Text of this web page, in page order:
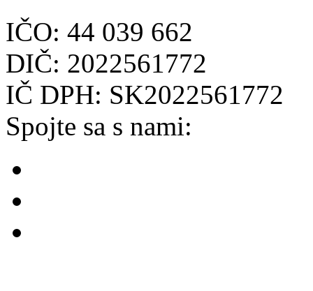
IČO: 44 039 662
DIČ: 2022561772
IČ DPH: SK2022561772
Spojte sa s nami: